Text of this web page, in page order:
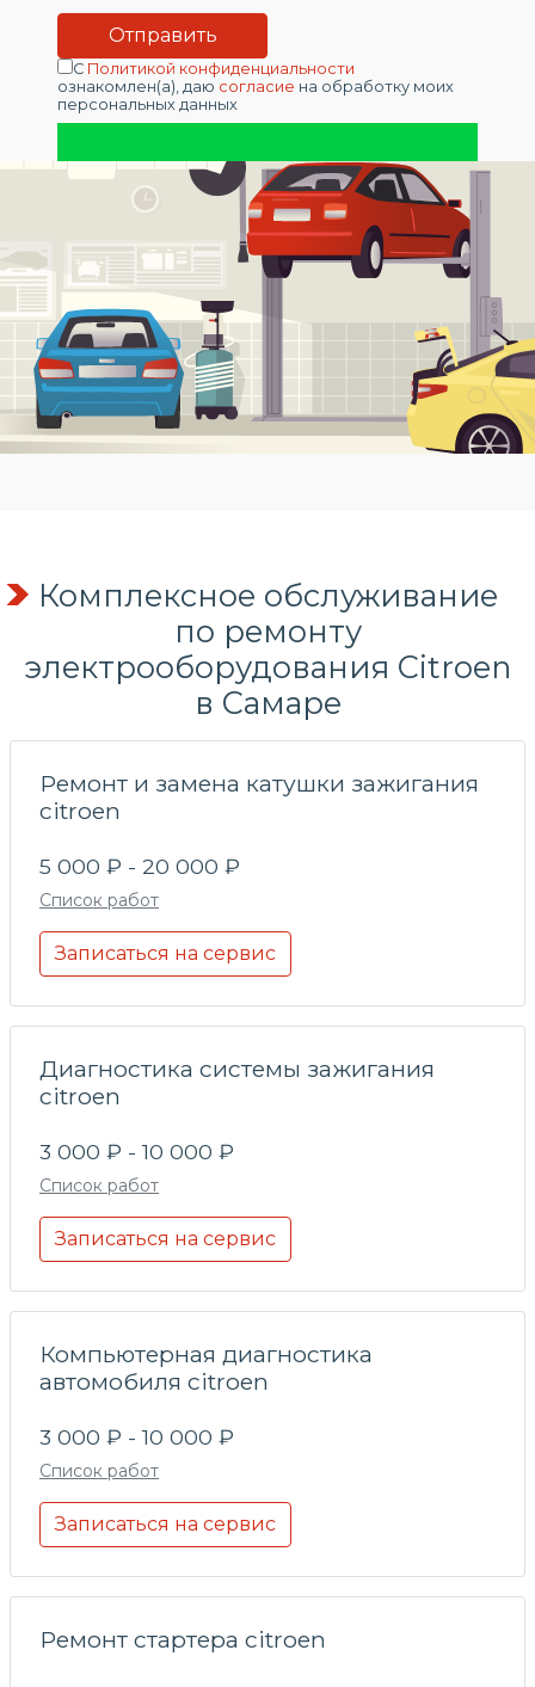
С Политикой конфиденциальности
ознакомлен(а), даю согласие на обработку моих
персональных данных
Комплексное обслуживание
по ремонту
электрооборудования Citroen
в Самаре
Ремонт и замена катушки зажигания
citroen
5 000 ₽ - 20 000 ₽
Список работ
Записаться на сервис
Диагностика системы зажигания
citroen
3 000 ₽ - 10 000 ₽
Список работ
Записаться на сервис
Компьютерная диагностика
автомобиля citroen
3 000 ₽ - 10 000 ₽
Список работ
Записаться на сервис
Ремонт стартера citroen